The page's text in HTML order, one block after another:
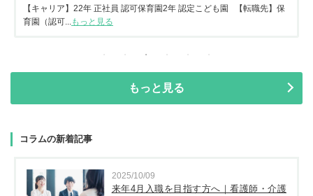
【キャリア】22年 正社員 認可保育園2年 認定こども園 【転職先】保
育園（認可...もっと見る
もっと見る
コラムの新着記事
2025/10/09
来年4月入職を目指す方へ｜看護師・介護